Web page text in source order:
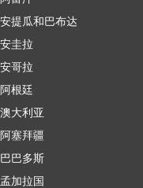
安提瓜和巴布达
安圭拉
安哥拉
阿根廷
澳大利亚
阿塞拜疆
巴巴多斯
孟加拉国